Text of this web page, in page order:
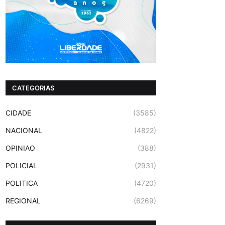
CATEGORIAS
CIDADE (3585)
NACIONAL (4822)
OPINIAO (388)
POLICIAL (2931)
POLITICA (4720)
REGIONAL (6269)